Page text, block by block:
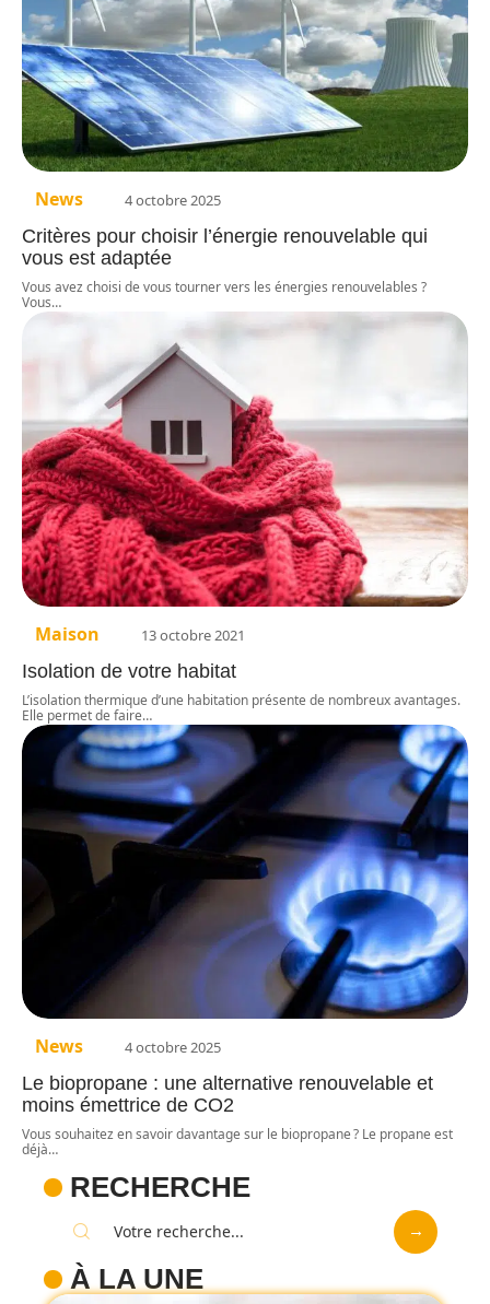
News 4 octobre 2025
Critères pour choisir l’énergie renouvelable qui
vous est adaptée
Vous avez choisi de vous tourner vers les énergies renouvelables ?
Vous…
Maison 13 octobre 2021
Isolation de votre habitat
L’isolation thermique d’une habitation présente de nombreux avantages.
Elle permet de faire…
News 4 octobre 2025
Le biopropane : une alternative renouvelable et
moins émettrice de CO2
Vous souhaitez en savoir davantage sur le biopropane ? Le propane est
déjà…
RECHERCHE
À LA UNE